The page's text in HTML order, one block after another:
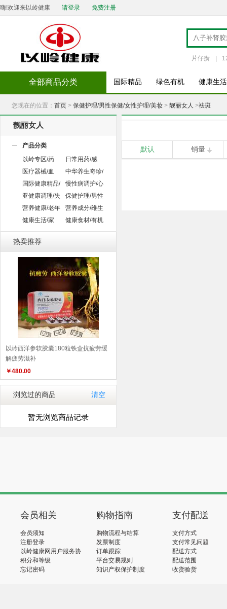
嗨!欢迎来以岭健康 请登录 免费注册
片仔癀
全部商品分类 国际精品 绿色有机 健康生活
您现在的位置： 首页 > 保健护理/男性保健/女性护理/美妆 > 靓丽女人 >祛斑
靓丽女人
产品分类
以岭专区/药
日常用药/感
医疗器械/血
中华养生奇珍/
片
国际健康精品/
慢性病调护/心
亚健康调理/失
保健护理/男性
理/美妆
营养健康/老年
长/母婴
营养成分/维生
健康生活/家
健康食材/有机
热卖推荐
以岭西洋参软胶囊180粒铁盒抗疲劳缓
解疲劳滋补
￥480.00
浏览过的商品 清空
暂无浏览商品记录
默认 销量
会员相关
会员须知
注册登录
以岭健康网用户服务协
议
积分和等级
忘记密码
购物指南
购物流程与结算
发票制度
订单跟踪
平台交易规则
知识产权保护制度
支付配送
支付方式
支付常见问题
配送方式
配送范围
收货验货